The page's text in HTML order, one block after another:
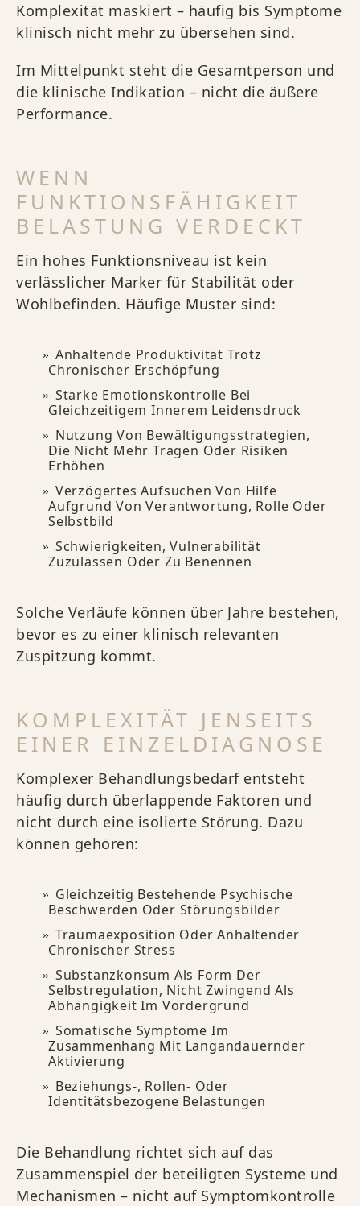
Komplexität maskiert – häufig bis Symptome
klinisch nicht mehr zu übersehen sind.
Im Mittelpunkt steht die Gesamtperson und
die klinische Indikation – nicht die äußere
Performance.
WENN
FUNKTIONSFÄHIGKEIT
BELASTUNG VERDECKT
Ein hohes Funktionsniveau ist kein
verlässlicher Marker für Stabilität oder
Wohlbefinden. Häufige Muster sind:
Anhaltende Produktivität Trotz
Chronischer Erschöpfung
Starke Emotionskontrolle Bei
Gleichzeitigem Innerem Leidensdruck
Nutzung Von Bewältigungsstrategien,
Die Nicht Mehr Tragen Oder Risiken
Erhöhen
Verzögertes Aufsuchen Von Hilfe
Aufgrund Von Verantwortung, Rolle Oder
Selbstbild
Schwierigkeiten, Vulnerabilität
Zuzulassen Oder Zu Benennen
Solche Verläufe können über Jahre bestehen,
bevor es zu einer klinisch relevanten
Zuspitzung kommt.
KOMPLEXITÄT JENSEITS
EINER EINZELDIAGNOSE
Komplexer Behandlungsbedarf entsteht
häufig durch überlappende Faktoren und
nicht durch eine isolierte Störung. Dazu
können gehören:
Gleichzeitig Bestehende Psychische
Beschwerden Oder Störungsbilder
Traumaexposition Oder Anhaltender
Chronischer Stress
Substanzkonsum Als Form Der
Selbstregulation, Nicht Zwingend Als
Abhängigkeit Im Vordergrund
Somatische Symptome Im
Zusammenhang Mit Langandauernder
Aktivierung
Beziehungs-, Rollen- Oder
Identitätsbezogene Belastungen
Die Behandlung richtet sich auf das
Zusammenspiel der beteiligten Systeme und
Mechanismen – nicht auf Symptomkontrolle